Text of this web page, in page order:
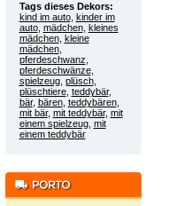
Tags dieses Dekors:
kind im auto, kinder im
auto, mädchen, kleines
mädchen, kleine
mädchen,
pferdeschwanz
pferdeschwänze,
spielzeug, plüsch,
plüschtiere, teddybär,
bär, bären, teddybären,
mit bär, mit teddybär, mit
einem spielzeug, mit
einem teddybär